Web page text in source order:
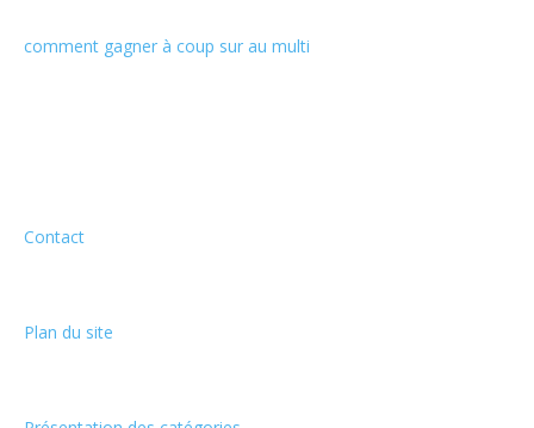
comment gagner à coup sur au multi
Contact
Plan du site